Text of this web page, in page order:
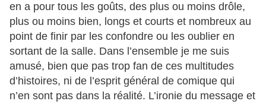
en a pour tous les goûts, des plus ou moins drôle,
plus ou moins bien, longs et courts et nombreux au
point de finir par les confondre ou les oublier en
sortant de la salle. Dans l’ensemble je me suis
amusé, bien que pas trop fan de ces multitudes
d’histoires, ni de l’esprit général de comique qui
n’en sont pas dans la réalité. L’ironie du message et